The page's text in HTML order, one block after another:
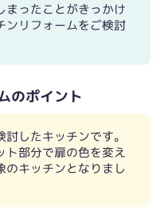
まったことがきっかけ
ンリフォームをご検討
のポイント
したキッチンです。
ト部分で扉の色を変え
のキッチンとなりまし